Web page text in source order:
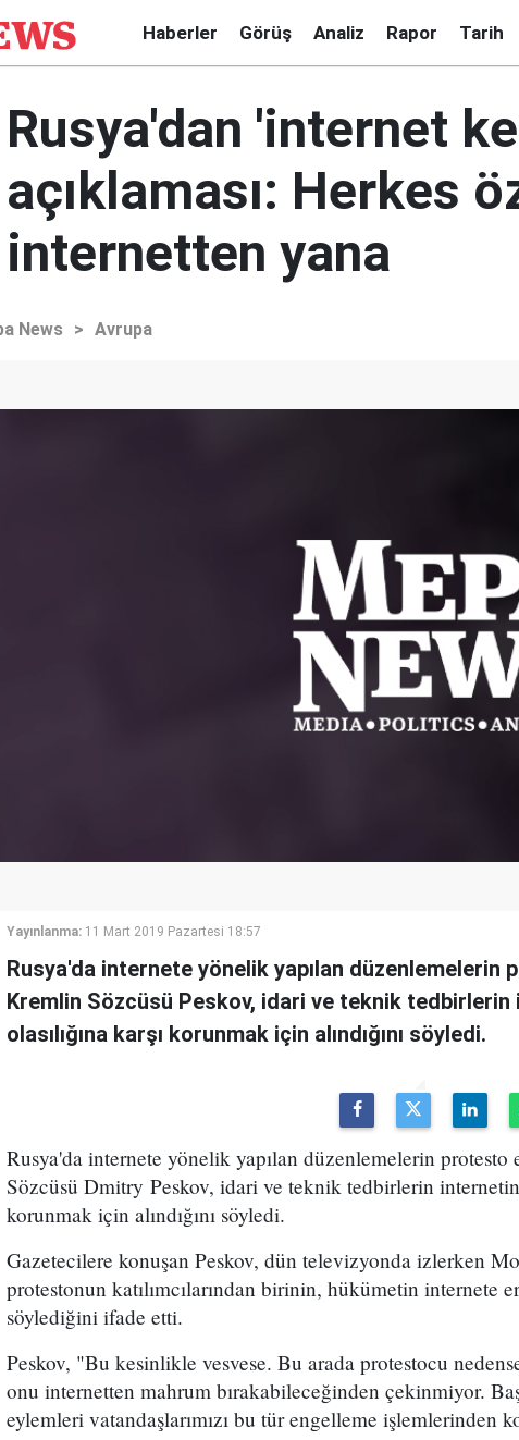
Haberler Görüş Analiz Rapor Tarih
Rusya'dan 'internet
açıklaması: Herkes
internetten yana
News > Avrupa
Yayınlanma: 11 Mart 2019 Pazartesi 18:57
Rusya'da internete yönelik yapılan düzenlemelerin
Kremlin Sözcüsü Peskov, idari ve teknik tedbirlerin
olasılığına karşı korunmak için alındığını söyledi.
Rusya'da internete yönelik yapılan düzenlemelerin
Sözcüsü Dmitry Peskov, idari ve teknik tedbirlerin internetin
korunmak için alındığını söyledi.
Gazetecilere konuşan Peskov, dün televizyonda izlerken
protestonun katılımcılarından birinin, hükümetin internete
söylediğini ifade etti.
Peskov, "Bu kesinlikle vesvese. Bu arada protestocu
onu internetten mahrum bırakabileceğinden çekinmiyor.
eylemleri vatandaşlarımızı bu tür engelleme işlemlerinden